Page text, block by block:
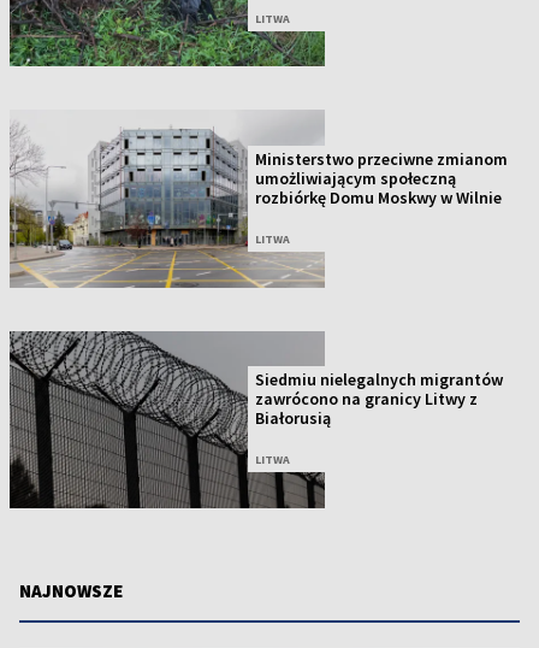
LITWA
Ministerstwo przeciwne zmianom
umożliwiającym społeczną
rozbiórkę Domu Moskwy w Wilnie
LITWA
Siedmiu nielegalnych migrantów
zawrócono na granicy Litwy z
Białorusią
LITWA
NAJNOWSZE